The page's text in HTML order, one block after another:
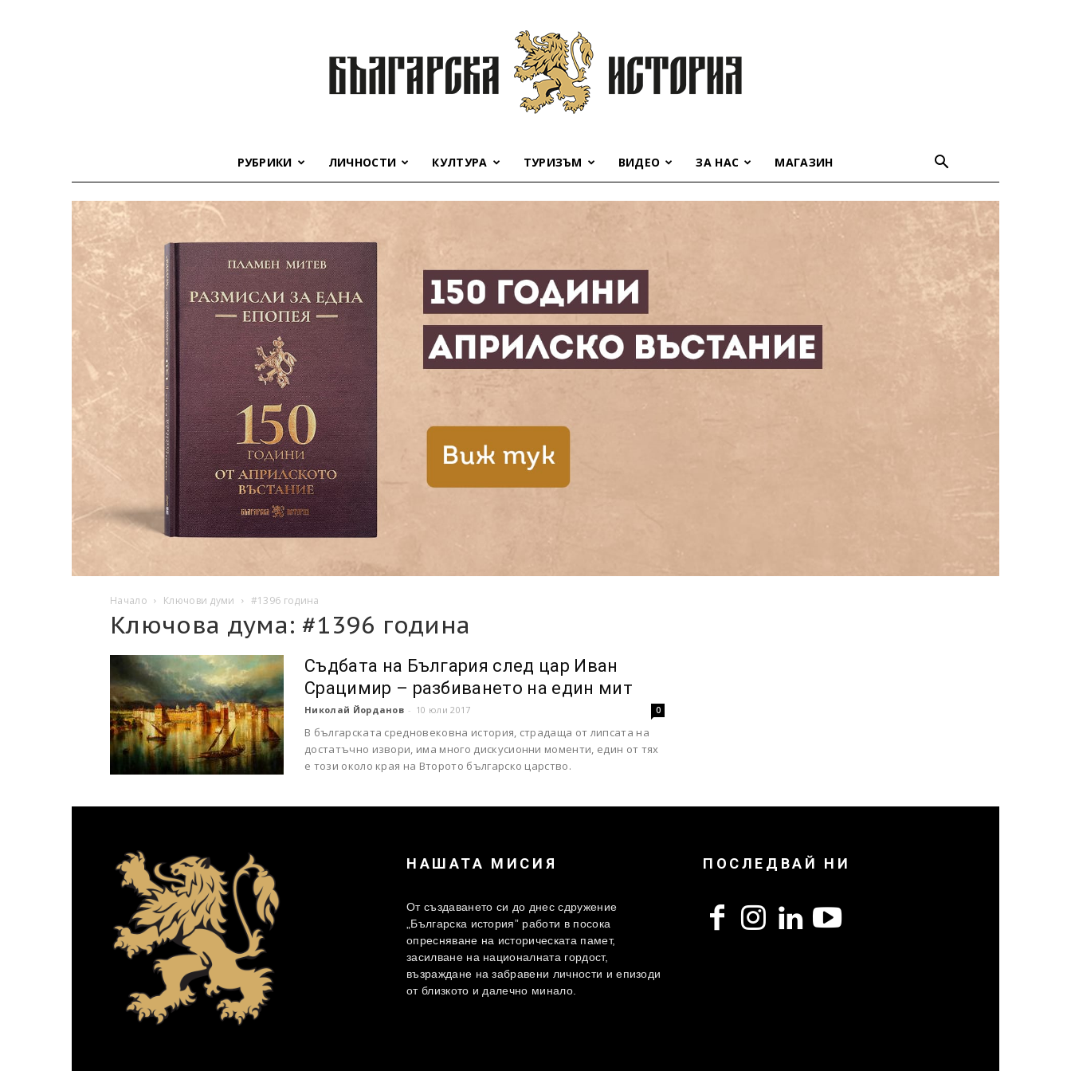
история
РУБРИКИ ЛИЧНОСТИ КУЛТУРА ТУРИЗЪМ ВИДЕО ЗА НАС МАГАЗИН
Начало Ключови думи #1396 година
Ключова дума: #1396 година
Съдбата на България след цар Иван
Срацимир – разбиването на един мит
Николай Йорданов - 10 юли 2017 0
В българската средновековна история, страдаща от липсата на
достатъчно извори, има много дискусионни моменти, един от тях
е този около края на Второто българско царство.
НАШАТА МИСИЯ
От създаването си до днес сдружение
„Българска история” работи в посока
опресняване на историческата памет,
засилване на националната гордост,
възраждане на забравени личности и епизоди
от близкото и далечно минало.
ПОСЛЕДВАЙ НИ